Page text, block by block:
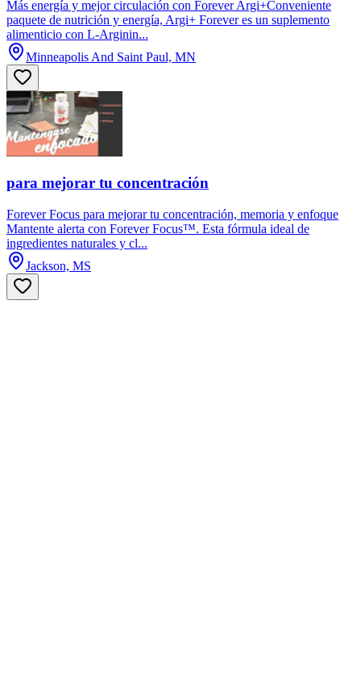
Más energía y mejor circulación con Forever Argi+Conveniente
paquete de nutrición y energía, Argi+ Forever es un suplemento
alimenticio con L-Arginin...
Minneapolis And Saint Paul, MN
para mejorar tu concentración
Forever Focus para mejorar tu concentración, memoria y enfoque
Mantente alerta con Forever Focus™. Esta fórmula ideal de
ingredientes naturales y cl...
Jackson, MS